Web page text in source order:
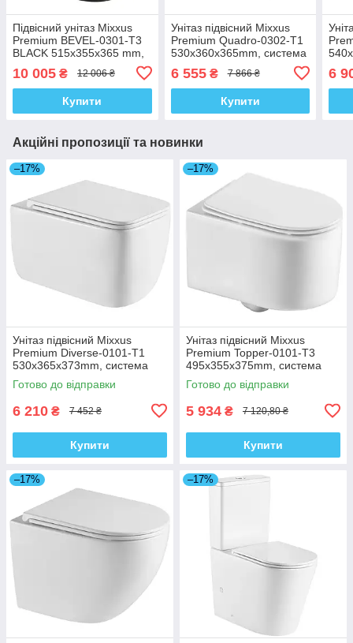
Підвісний унітаз Mixxus
Premium BEVEL-0301-T3
BLACK 515х355х365 mm,
система змиву TORNADO
3.0 (MP659
10 005 ₴ 12 006 ₴
Купити
Унітаз підвісний Mixxus
Premium Quadro-0302-T1
530x360x365mm, система
(MP6456)
6 555₴ 7 866 ₴
Купити
6
Акційні пропозиції та новинки
–17%
Унітаз підвісний Mixxus
Premium Diverse-0101-T1
530x365x373mm, система
змиву Tornado 1.0 (MP6477)
Готово до відправки
6 210 ₴ 7 452 ₴
Купити
–17%
Унітаз підвісний Mixxus
Premium Topper-0101-T3
495x355x375mm, система
змиву Tornado 1.0 (MP6476)
Готово до відправки
5 934 ₴ 7 120,80 ₴
Купити
–17% –17%